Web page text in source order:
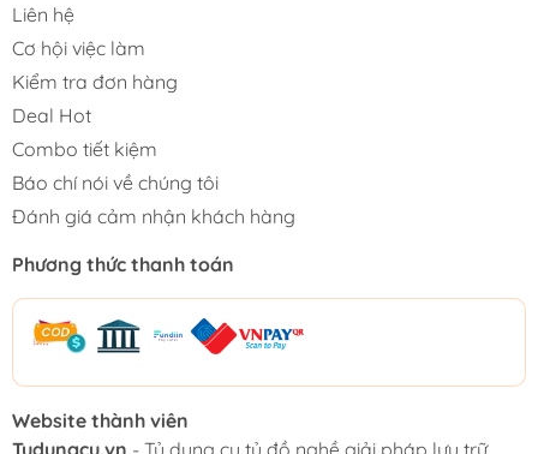
Liên hệ
Cơ hội việc làm
Kiểm tra đơn hàng
Deal Hot
Combo tiết kiệm
Báo chí nói về chúng tôi
Đánh giá cảm nhận khách hàng
Phương thức thanh toán
Website thành viên
Tudungcu.vn - Tủ dụng cụ tủ đồ nghề giải pháp lưu trữ